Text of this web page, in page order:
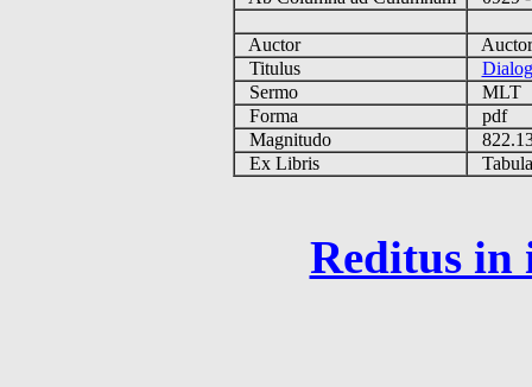
Auctor
Titulus
Sermo
MLT
Forma
pdf
Magnitudo
Ex Libris
Reditus in